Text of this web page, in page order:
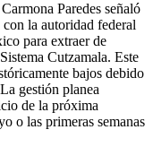
Paredes señaló
la autoridad federal
para extraer de
Cutzamala. Este
bajos debido
gestión planea
de la próxima
o las primeras semanas